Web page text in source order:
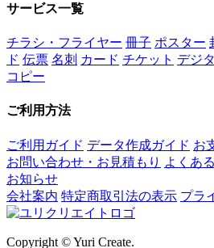
サービス一覧
チラシ・フライヤー 冊子 ポスター
ド 伝票 名刺 カード チケット デジ
コピー
ご利用方法
ご利用ガイド データ作成ガイド お
お問い合わせ・お見積もり よくあ
お知らせ
会社案内 特定商取引法の表示 プラ
Copyright © Yuri Create.